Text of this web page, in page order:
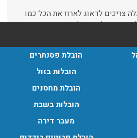
הצעת מחיר כנסו עכשיו
עודכן לאחרונה: 31/05/2026, 15:42
שמואל:
בגבעת שמואל לכל סוגי ההובלות
הובלת פסנתרים
הובלות בזול
הובלת מחסנים
הובלות בשבת
מעבר דירה